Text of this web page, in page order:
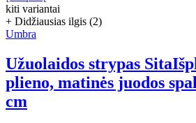
kiti variantai
+ Didžiausias ilgis (2)
Umbra
Užuolaidos strypas Sita
plieno, matinės juodos
cm